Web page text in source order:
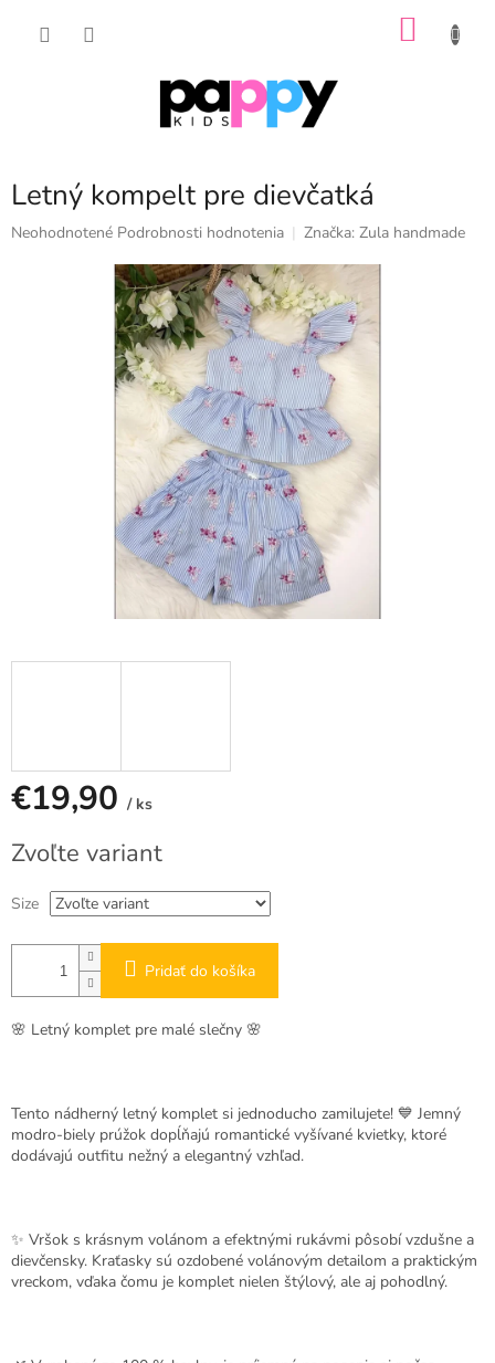
Letný kompelt pre dievčatká
Priemerné
Neohodnotené Podrobnosti hodnotenia Značka: Zula handmade
€19,90 / ks
cena:
Zvoľte variant
Size
Pridať do košíka
🌸 Letný komplet pre malé slečny 🌸
Tento nádherný letný komplet si jednoducho zamilujete! 💙 Jemný
modro-biely prúžok dopĺňajú romantické vyšívané kvietky, ktoré
dodávajú outfitu nežný a elegantný vzhľad.
✨ Vršok s krásnym volánom a efektnými rukávmi pôsobí vzdušne a
dievčensky. Kraťasky sú ozdobené volánovým detailom a praktickým
vreckom, vďaka čomu je komplet nielen štýlový, ale aj pohodlný.